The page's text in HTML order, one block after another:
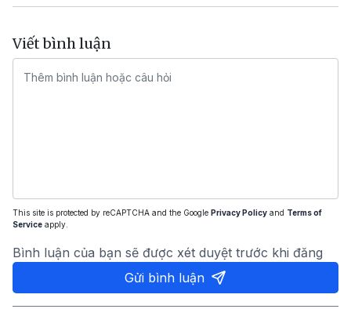
Viết bình luận
This site is protected by reCAPTCHA and the Google Privacy Policy and Terms of
Service apply.
Bình luận của bạn sẽ được xét duyệt trước khi đăng
Gửi bình luận